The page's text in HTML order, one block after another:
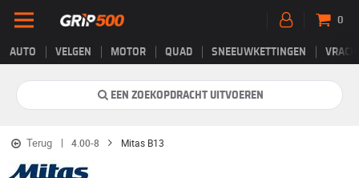
AUTO VELGEN MOTOR QUAD SNEEUWKETTINGEN
0
EEN ZOEKOPDRACHT UITVOEREN
Terug 4.00-8 Mitas B13